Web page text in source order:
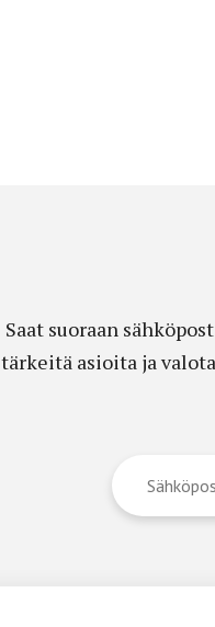
Saat suoraan
tärkeitä asioita ja